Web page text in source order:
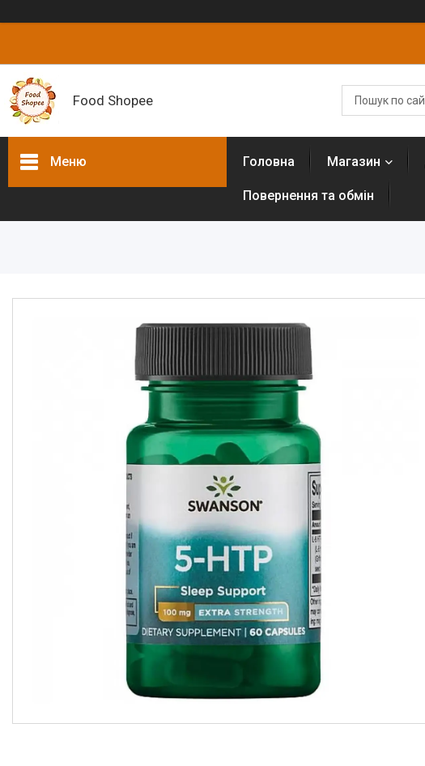
Food Shopee
Меню
Рослинні олії першого
холодного віджиму
Спеції, прянощі, приправи
Какао продукти
Східні солодощі
Натуральна косметика
Крупи, насіння, бобові
Головна Магазин
Повернення та обмін